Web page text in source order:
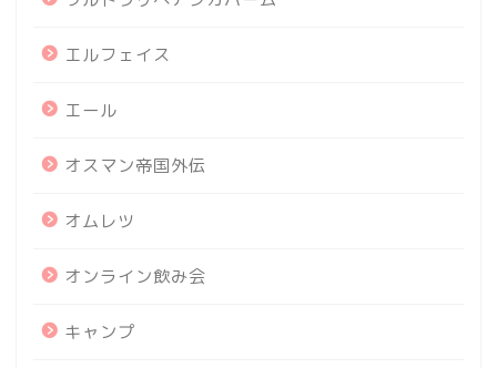
エルフェイス
エール
オスマン帝国外伝
オムレツ
オンライン飲み会
キャンプ